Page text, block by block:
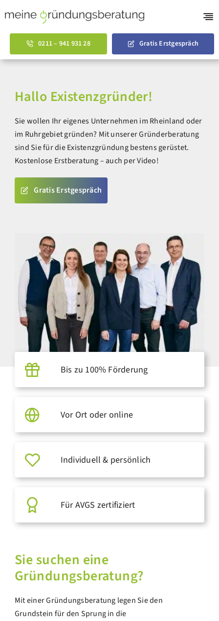
to
content
AVGS Coaching
English
0211 – 941 931 28 Gratis Erstgespräch
Hallo Existenzgründer!
Sie wollen Ihr eigenes Unternehmen im Rheinland oder
im Ruhrgebiet gründen? Mit unserer Gründerberatung
sind Sie für die Existenzgründung bestens gerüstet.
Kostenlose Erstberatung – auch per Video!
Gratis Erstgespräch
Bis zu 100% Förderung
Vor Ort oder online
Individuell & persönlich
Für AVGS zertifiziert
Sie suchen eine
Gründungsberatung?
Mit einer Gründungsberatung legen Sie den
Grundstein für den Sprung in die